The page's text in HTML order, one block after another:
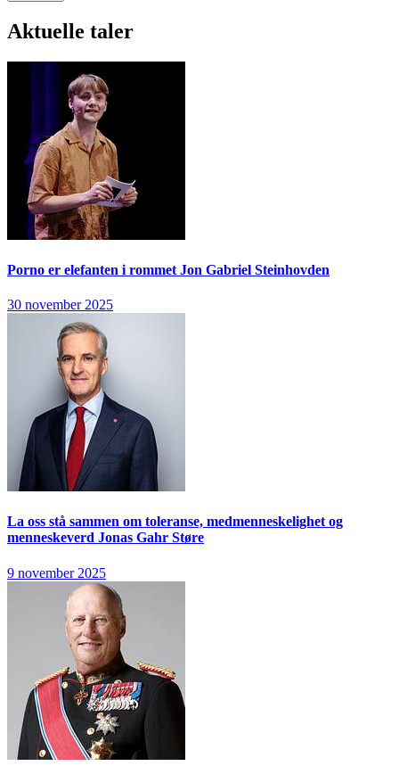
Aktuelle taler
Porno er elefanten i rommet Jon Gabriel Steinhovden
30 november 2025
La oss stå sammen om toleranse, medmenneskelighet og
menneskeverd Jonas Gahr Støre
9 november 2025